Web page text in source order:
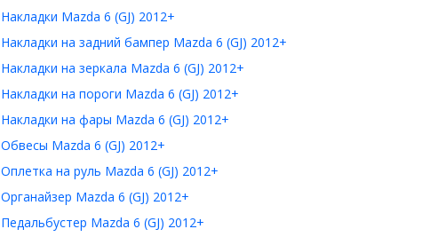
Накладки Mazda 6 (GJ) 2012+
Накладки на задний бампер Mazda 6 (GJ) 2012+
Накладки на зеркала Mazda 6 (GJ) 2012+
Накладки на пороги Mazda 6 (GJ) 2012+
Накладки на фары Mazda 6 (GJ) 2012+
Обвесы Mazda 6 (GJ) 2012+
Оплетка на руль Mazda 6 (GJ) 2012+
Органайзер Mazda 6 (GJ) 2012+
Педальбустер Mazda 6 (GJ) 2012+